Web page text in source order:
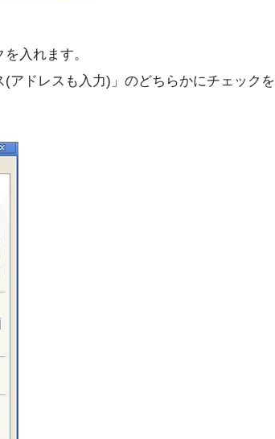
入れます。
アドレスも入力)」のどちらかにチェックを